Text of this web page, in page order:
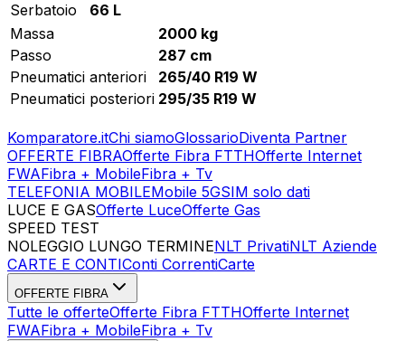
Serbatoio
66 L
Massa
2000 kg
Passo
287 cm
Pneumatici anteriori
265/40 R19 W
Pneumatici posteriori 295/35 R19 W
Komparatore.itChi siamoGlossarioDiventa Partner
OFFERTE FIBRAOfferte Fibra FTTHOfferte Internet
FWAFibra + MobileFibra + Tv
TELEFONIA MOBILEMobile 5GSIM solo dati
LUCE E GASOfferte LuceOfferte Gas
SPEED TEST
NOLEGGIO LUNGO TERMINENLT PrivatiNLT Aziende
CARTE E CONTIConti CorrentiCarte
OFFERTE FIBRA
Tutte le offerteOfferte Fibra FTTHOfferte Internet
FWAFibra + MobileFibra + Tv